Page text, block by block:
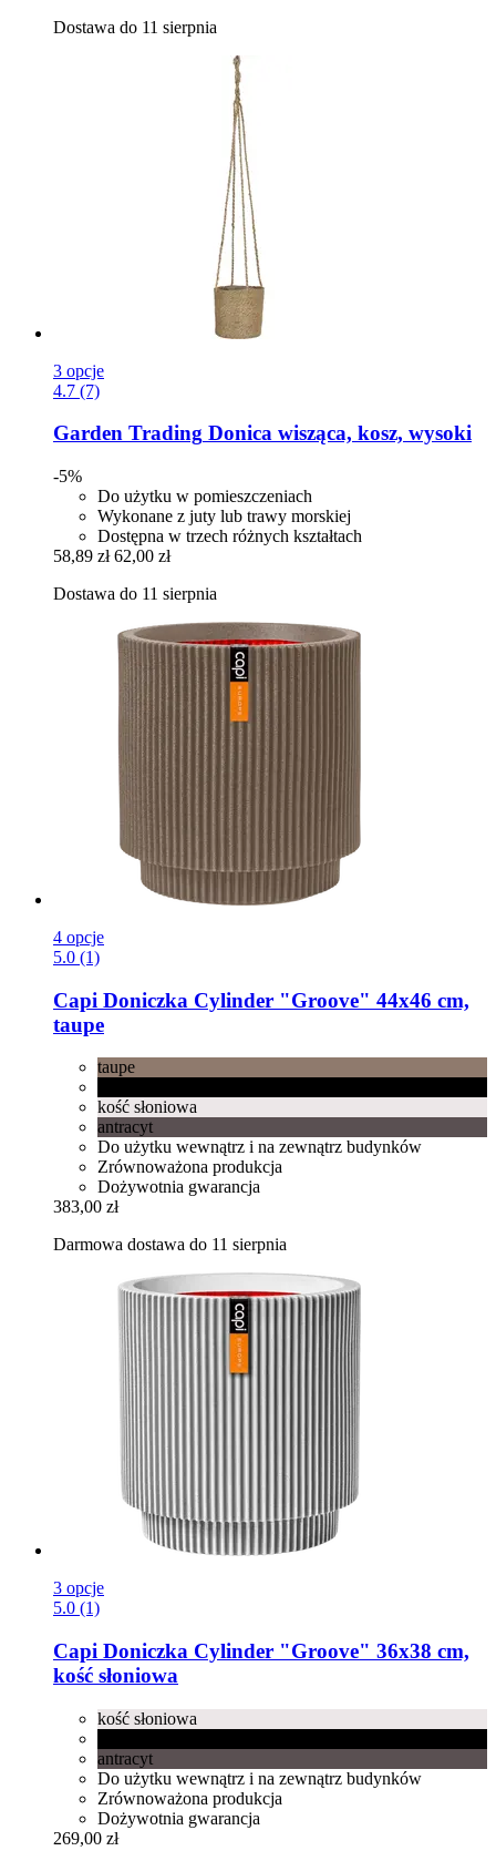
Dostawa do 11 sierpnia
3 opcje
4.7 (7)
Garden Trading Donica wisząca, kosz, wysoki
-5%
Do użytku w pomieszczeniach
Wykonane z juty lub trawy morskiej
Dostępna w trzech różnych kształtach
58,89 zł 62,00 zł
Dostawa do 11 sierpnia
4 opcje
5.0 (1)
Capi Doniczka Cylinder "Groove" 44x46 cm,
taupe
taupe
kość słoniowa
antracyt
Do użytku wewnątrz i na zewnątrz budynków
Zrównoważona produkcja
Dożywotnia gwarancja
383,00 zł
Darmowa dostawa do 11 sierpnia
3 opcje
5.0 (1)
Capi Doniczka Cylinder "Groove" 36x38 cm,
kość słoniowa
kość słoniowa
antracyt
Do użytku wewnątrz i na zewnątrz budynków
Zrównoważona produkcja
Dożywotnia gwarancja
269,00 zł